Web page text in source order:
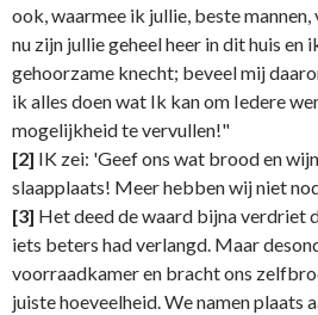
ook, waarmee ik jullie, beste
nu zijn jullie geheel heer in dit huis en
gehoorzame knecht; beveel mij
ik alles doen wat Ik kan om Iedere
mogelijkheid te vervullen!"
[2] IK zei: 'Geef ons wat brood en
slaapplaats! Meer hebben wij niet
[3] Het deed de waard bijna verdriet
iets beters had verlangd. Maar
voorraadkamer en bracht ons
juiste hoeveelheid. We namen plaats